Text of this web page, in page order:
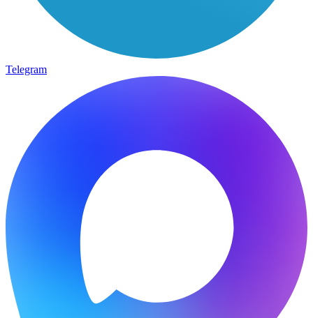
Telegram